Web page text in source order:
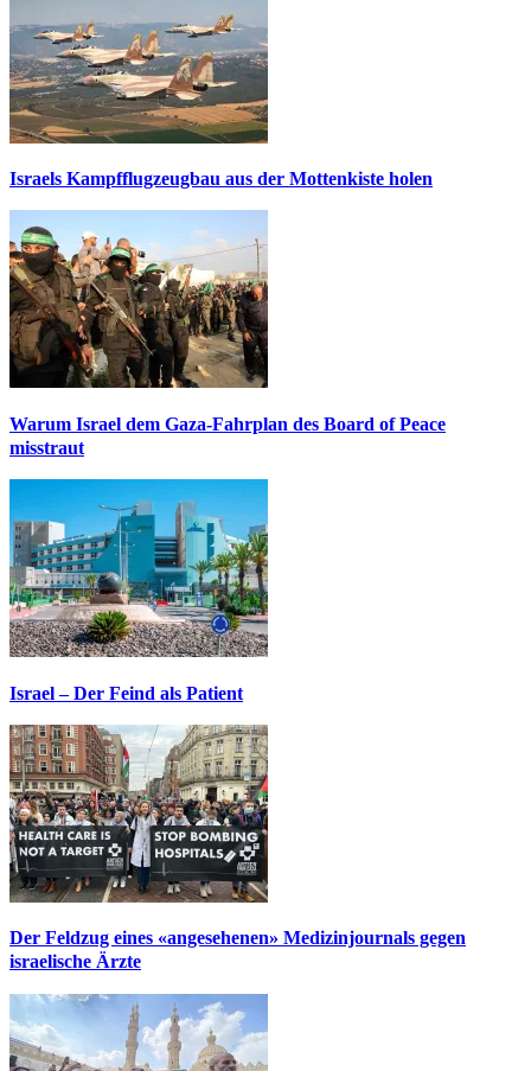
Israels Kampfflugzeugbau aus der Mottenkiste holen
Warum Israel dem Gaza-Fahrplan des Board of Peace
misstraut
Israel – Der Feind als Patient
Der Feldzug eines «angesehenen» Medizinjournals gegen
israelische Ärzte